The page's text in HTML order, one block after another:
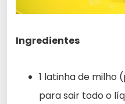
Ingredientes
1 latinha de milho
para sair todo o